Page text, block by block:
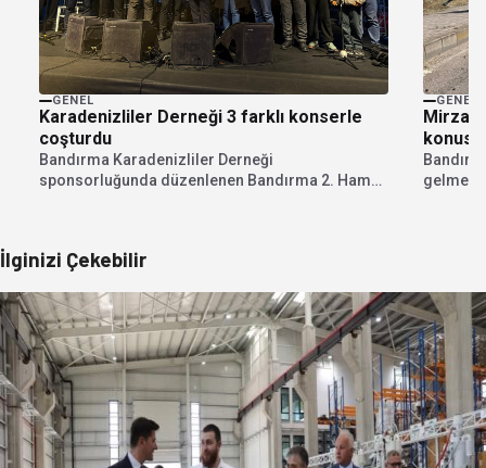
GENEL
Karadenizliler Derneği 3 farklı konserle
coşturdu
Bandırma Karadenizliler Derneği
sponsorluğunda düzenlenen Bandırma 2. Hamsi
GENEL
Mirza :
İlginizi Çekebilir